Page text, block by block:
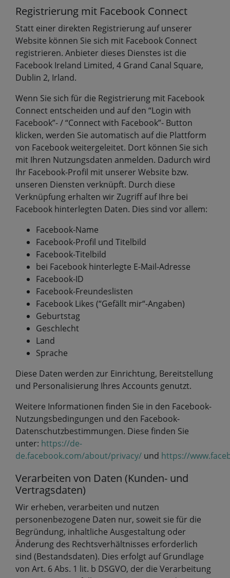
Registrierung mit Facebook Connect
Statt einer direkten Registrierung auf unserer
Website können Sie sich mit Facebook Connect
registrieren. Anbieter dieses Dienstes ist die
Facebook Ireland Limited, 4 Grand Canal Square,
Dublin 2, Irland.
Wenn Sie sich für die Registrierung mit Facebook
Connect entscheiden und auf den “Login with
Facebook”- / “Connect with Facebook”- Button
klicken, werden Sie automatisch auf die Plattform
von Facebook weitergeleitet. Dort können Sie sich
mit Ihren Nutzungsdaten anmelden. Dadurch wird
Ihr Facebook-Profil mit unserer Website bzw.
unseren Diensten verknüpft. Durch diese
Verknüpfung erhalten wir Zugriff auf Ihre bei
Facebook hinterlegten Daten. Dies sind vor allem:
Facebook-Name
Facebook-Profil und Titelbild
Facebook-Titelbild
bei Facebook hinterlegte E-Mail-Adresse
Facebook-ID
Facebook-Freundeslisten
Facebook Likes (“Gefällt mir“-Angaben)
Geburtstag
Geschlecht
Land
Sprache
Diese Daten werden zur Einrichtung, Bereitstellung
und Personalisierung Ihres Accounts genutzt.
Weitere Informationen finden Sie in den Facebook-
Nutzungsbedingungen und den Facebook-
Datenschutzbestimmungen. Diese finden Sie
unter: https://de-
de.facebook.com/about/privacy/ und https://
Verarbeiten von Daten (Kunden- und
Vertragsdaten)
Wir erheben, verarbeiten und nutzen
personenbezogene Daten nur, soweit sie für die
Begründung, inhaltliche Ausgestaltung oder
Änderung des Rechtsverhältnisses erforderlich
sind (Bestandsdaten). Dies erfolgt auf Grundlage
von Art. 6 Abs. 1 lit. b DSGVO, der die Verarbeitung